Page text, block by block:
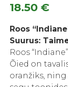
18.50 €
Roos
Suurus:
Roos
Õied on
oranžiks,